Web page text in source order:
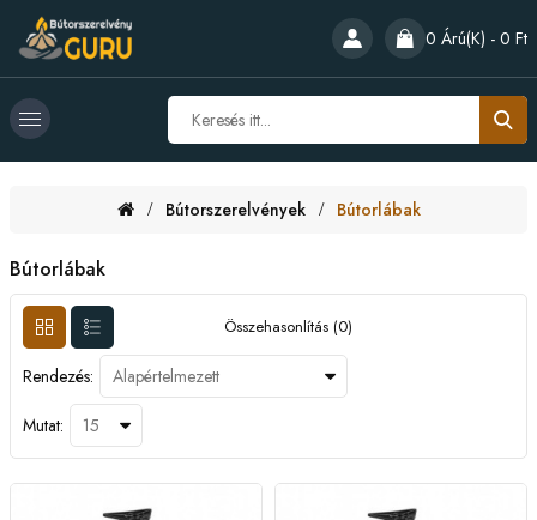
0 Árú(k) - 0 Ft
Bútorszerelvények Bútorlábak
Bútorlábak
Összehasonlítás (0)
Rendezés:
Mutat: